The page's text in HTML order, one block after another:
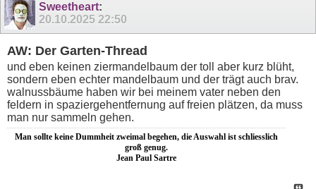
Sweetheart:
20.10.2025 22:50
AW: Der Garten-Thread
und eben keinen ziermandelbaum der toll aber kurz blüht,
sondern eben echter mandelbaum und der trägt auch brav.
walnussbäume haben wir bei meinem vater neben den
feldern in spaziergehentfernung auf freien plätzen, da muss
man nur sammeln gehen.
Man sollte keine Dummheit zweimal begehen, die Auswahl ist schliesslich
groß genug.
Jean Paul Sartre